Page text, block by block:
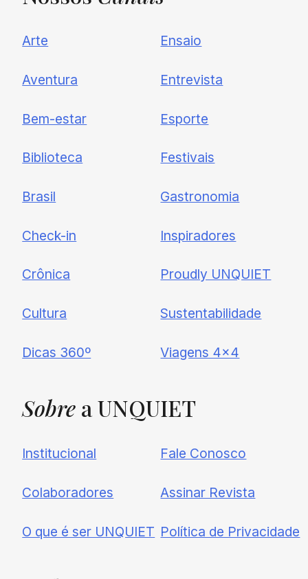
UNQUIET
Newsletter
nossas novidades.
Arte
Aventura
Bem-estar
Biblioteca
Brasil
Check-in
Crônica
Cultura
Dicas 360º
Ensaio
Entrevista
Esporte
Festivais
Gastronomia
Inspiradores
Proudly UNQUIET
Sustentabilidade
Viagens 4×4
Sobre a UNQUIET
Institucional
Colaboradores
O que é ser UNQUIET
Fale Conosco
Assinar Revista
Política de Privacidade